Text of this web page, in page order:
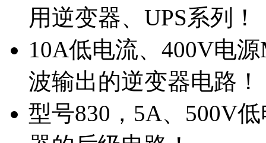
用逆变器、UPS系列！
10A低电流、400V电
波输出的逆变器电路！
型号830，5A、500V